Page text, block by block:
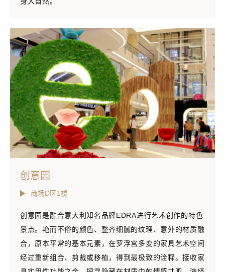
创意园
商场D区1楼
创意园是融合意大利知名品牌EDRA进行艺术创作的特色
景点。艳而不俗的颜色、整齐细腻的纹理、意外的材质融
合，原本平常的基本元素，在罗浮宫多变的家具艺术空间
经过重新组合、剪裁或移植，得到最极致的诠释。接收家